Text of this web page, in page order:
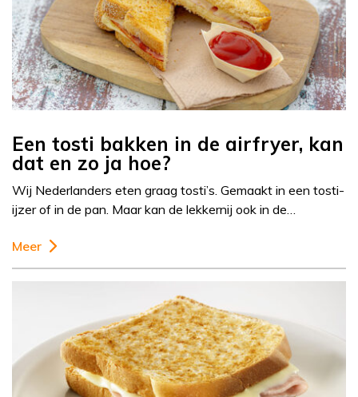
Een tosti bakken in de airfryer, kan
dat en zo ja hoe?
Wij Nederlanders eten graag tosti’s. Gemaakt in een tosti-
ijzer of in de pan. Maar kan de lekkernij ook in de…
Meer